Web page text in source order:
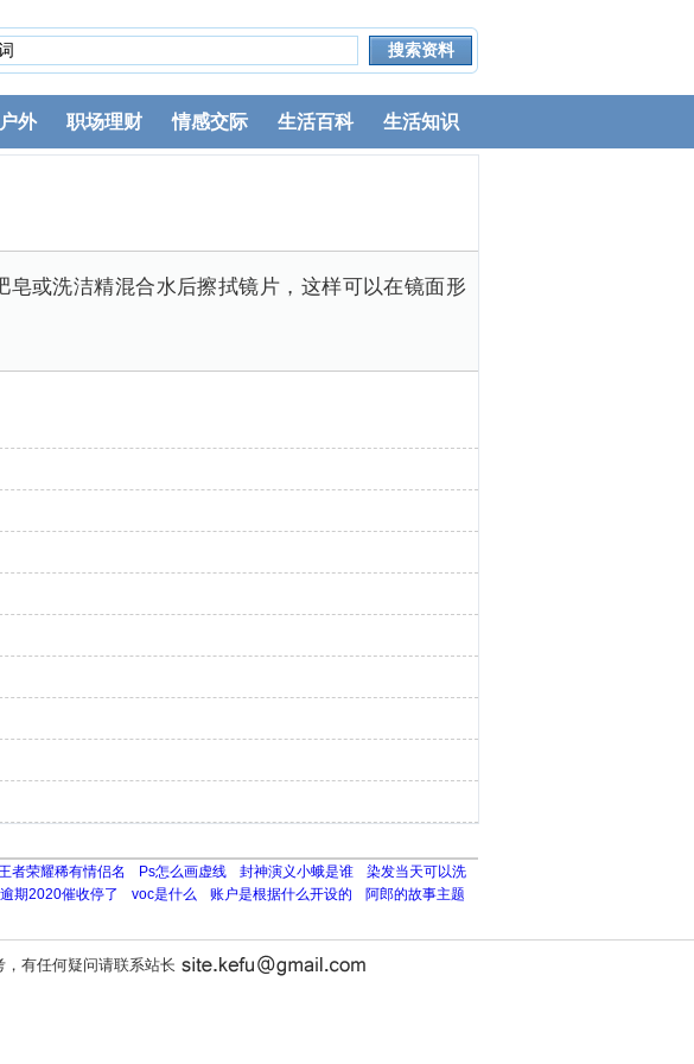
外 职场理财 情感交际 生活百科 生活知识
或洗洁精混合水后擦拭镜片，这样可以在镜面形
者荣耀稀有情侣名 Ps怎么画虚线 封神演义小蛾是谁
染发当天可以洗
期2020催收停了 voc是什么 账户是根据什么开设的
阿郎的故事主题
有任何疑问请联系站长